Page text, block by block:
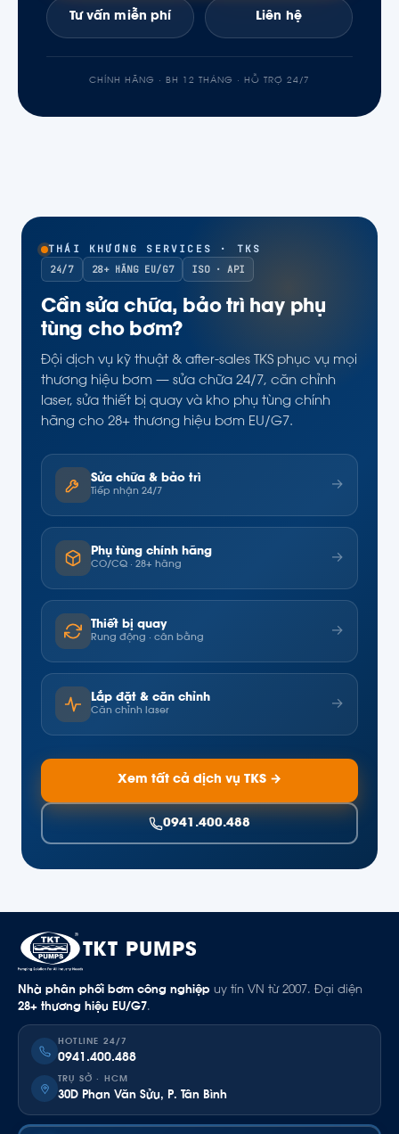
Tư vấn miễn phí Liên hệ
CHÍNH HÃNG · BH 12 THÁNG · HỖ TRỢ 24/7
THÁI KHƯƠNG SERVICES · TKS
24/7
28+ HÃNG EU/G7 ISO · API
Cần sửa chữa, bảo trì hay phụ
tùng cho bơm?
Đội dịch vụ kỹ thuật & after-sales TKS phục vụ mọi
thương hiệu bơm — sửa chữa 24/7, căn chỉnh
laser, sửa thiết bị quay và kho phụ tùng chính
hãng cho 28+ thương hiệu bơm EU/G7.
Sửa chữa & bảo trì
Tiếp nhận 24/7 →
Phụ tùng chính hãng
CO/CQ · 28+ hãng →
Thiết bị quay
Rung động · cân bằng →
Lắp đặt & căn chỉnh
Căn chỉnh laser →
Xem tất cả dịch vụ TKS →
0941.400.488
TKT PUMPS
Nhà phân phối bơm công nghiệp uy tín VN từ 2007. Đại diện
28+ thương hiệu EU/G7.
HOTLINE 24/7
0941.400.488
TRỤ SỞ · HCM
30D Phan Văn Sửu, P. Tân Bình